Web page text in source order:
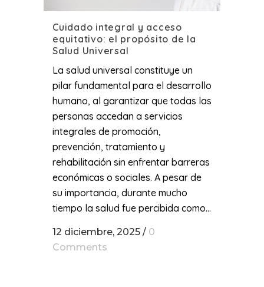
Cuidado integral y acceso
equitativo: el propósito de la
Salud Universal
La salud universal constituye un
pilar fundamental para el desarrollo
humano, al garantizar que todas las
personas accedan a servicios
integrales de promoción,
prevención, tratamiento y
rehabilitación sin enfrentar barreras
económicas o sociales. A pesar de
su importancia, durante mucho
tiempo la salud fue percibida como...
12 diciembre, 2025 / 0
Comments